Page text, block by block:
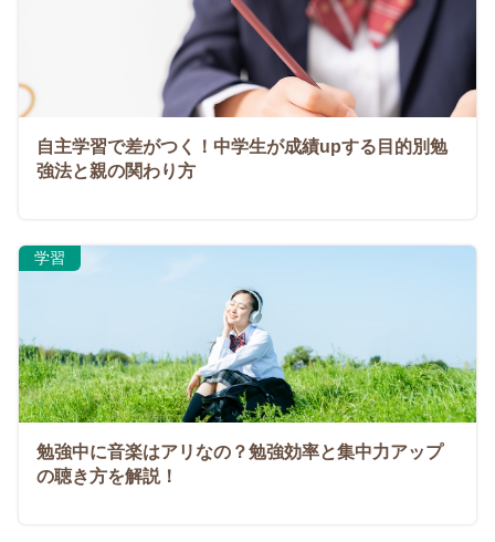
自主学習で差がつく！中学生が成績upする目的別勉
強法と親の関わり方
勉強中に音楽はアリなの？勉強効率と集中力アップ
の聴き方を解説！
学習